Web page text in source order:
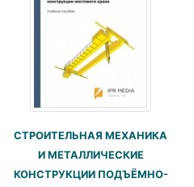
СТРОИТЕЛЬНАЯ МЕХАНИКА
И МЕТАЛЛИЧЕСКИЕ
КОНСТРУКЦИИ ПОДЪЁМНО-